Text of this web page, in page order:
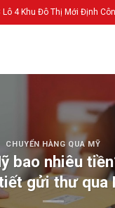
Lô 4 Khu Đô Thị Mới Định
CHUYỂN HÀNG QUA MỸ
bao nhiêu
gửi thư qua